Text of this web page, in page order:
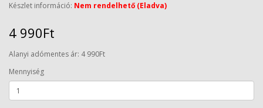
Készlet információ: Nem rendelhető (Eladva)
4 990Ft
Alanyi adómentes ár: 4 990Ft
Mennyiség